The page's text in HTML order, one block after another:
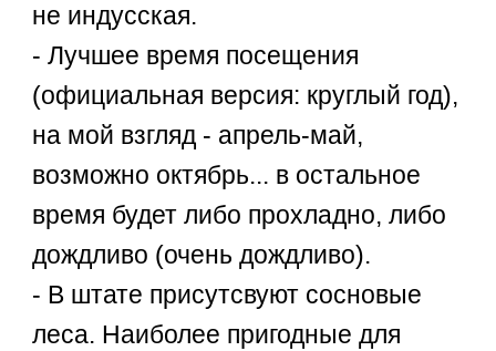
не индусская.
- Лучшее время посещения
(официальная версия: круглый год),
на мой взгляд - апрель-май,
возможно октябрь... в остальное
время будет либо прохладно, либо
дождливо (очень дождливо).
- В штате присутсвуют сосновые
леса. Наиболее пригодные для